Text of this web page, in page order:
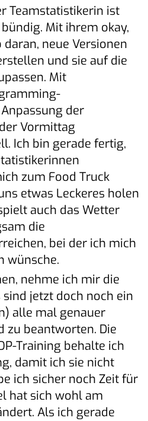
Teamstatistikerin ist
Mit ihrem okay,
neue Versionen
und sie auf die
Mit
der
Vormittag
Ich bin gerade fertig,
zum Food Truck
etwas Leckeres holen
auch das Wetter
die
bei der ich mich
wünsche.
nehme ich mir die
jetzt doch noch ein
alle mal genauer
zu beantworten. Die
Training behalte ich
damit ich sie nicht
ich sicher noch Zeit für
hat sich wohl am
Als ich gerade